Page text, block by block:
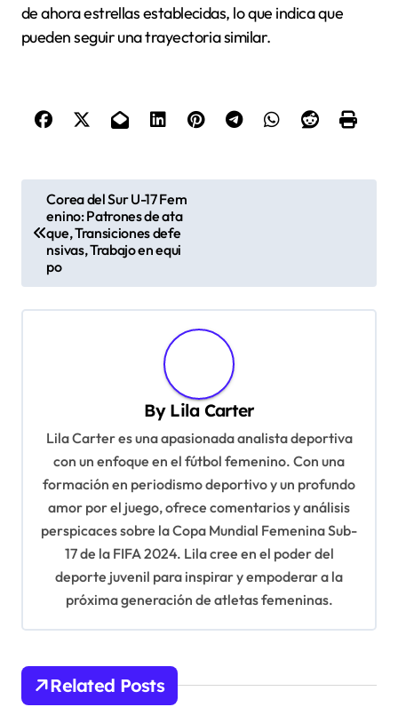
de ahora estrellas establecidas, lo que indica que
pueden seguir una trayectoria similar.
t
n
Corea del Sur U-17 Fem
enino: Patrones de ata
que, Transiciones defe
nsivas, Trabajo en equi
po
By Lila Carter
Lila Carter es una apasionada analista deportiva
con un enfoque en el fútbol femenino. Con una
formación en periodismo deportivo y un profundo
amor por el juego, ofrece comentarios y análisis
perspicaces sobre la Copa Mundial Femenina Sub-
17 de la FIFA 2024. Lila cree en el poder del
deporte juvenil para inspirar y empoderar a la
próxima generación de atletas femeninas.
Related Posts